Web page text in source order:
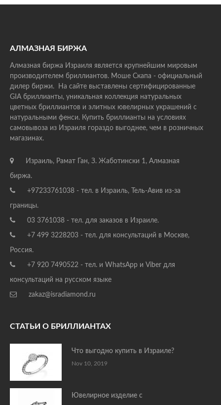
АЛМАЗНАЯ БИРЖА
Алмазная биржа Израиля является крупнейшим мировым
производителем бриллиантов. Моше Скапа - официальный
дилер биржи. На сайте выставлены сертифицированные
GIA бриллианты, уникальная коллекция натуральных
цветных бриллиантов и элитных ювелирных украшений с
натуральными фенси. Купить бриллианты на условиях
самовывоза из Израиля гораздо выгоднее, чем в розничных
магазинах.
Израиль, Рамат Ган, З. Жаботински 1, Алмазная
биржа.
+97233761038 - тел. в Израиль, Тель-Авив из-за
границы.
03 3761038 - тел. для заказов в Израиле.
+7 499 3228203 - тел. для консультаций в Москве,
Россия.
+7 920 7490522 - тел. и WhatsApp и Viber для
консультаций на русском языке
zakaz@isradiamond.ru
СТАТЬИ О БРИЛЛИАНТАХ
Что выгодно купить в Израиле?
Nov 10, 2019
Ювелирное изделие с